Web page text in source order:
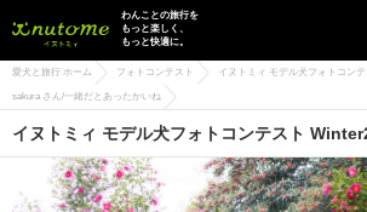
イヌトミィ
わんことの旅行を
もっと楽しく、
もっと快適に。
愛犬と旅行 ホーム フォトコンテスト イヌトミィ モデル犬フォトコン
sakura さん/一緒だとあったかいね
イヌトミィ モデル犬フォトコンテスト